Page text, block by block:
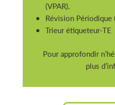
(VPAR).
Révision Périodique
Trieur étiqueteur-TE
Pour approfondir
plus